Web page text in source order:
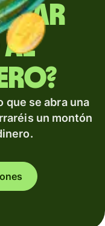
al
que se abra una
un montón